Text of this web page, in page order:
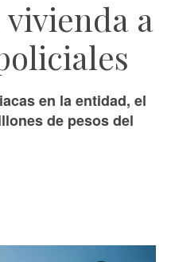
vivienda a
en la entidad, el
de pesos del